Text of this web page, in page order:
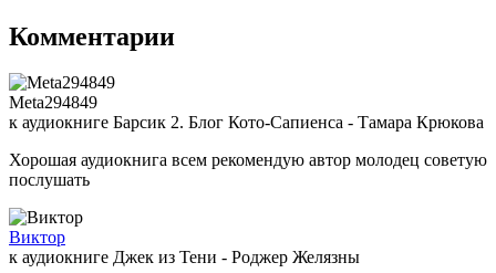
Комментарии
Meta294849
к аудиокниге Барсик 2. Блог Кото-Сапиенса - Тамара Крюкова
Хорошая аудиокнига всем рекомендую автор молодец советую
послушать
Виктор
к аудиокниге Джек из Тени - Роджер Желязны